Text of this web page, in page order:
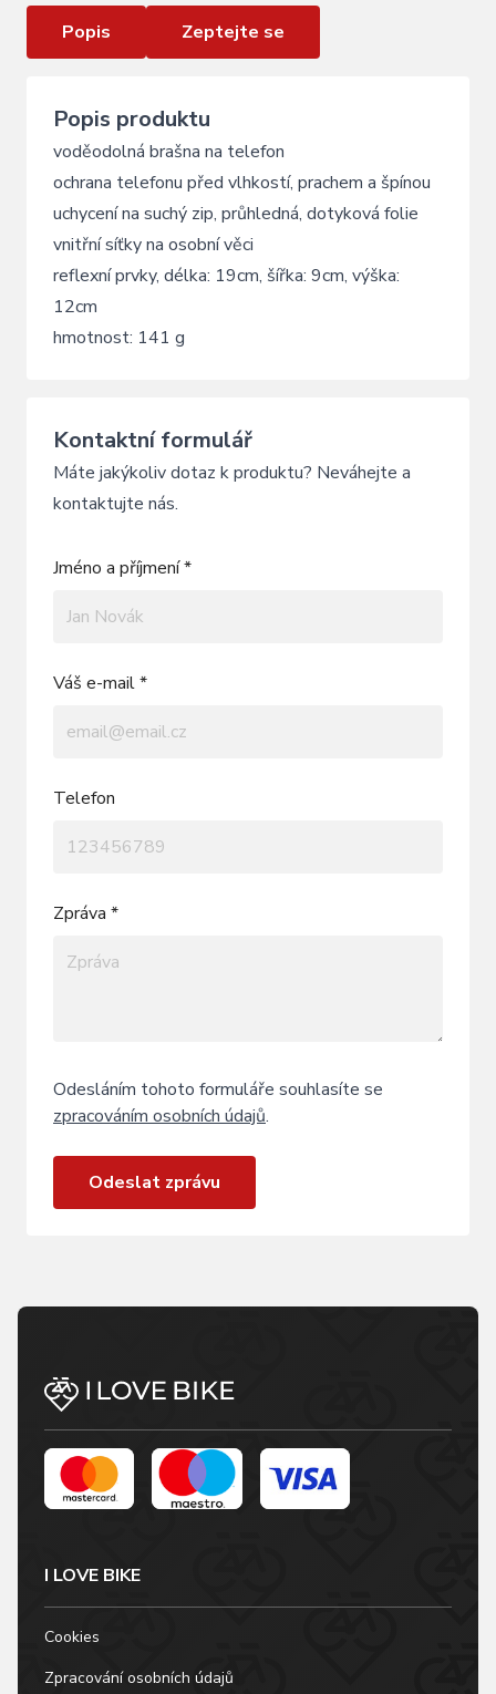
Popis Zeptejte se
Popis produktu
voděodolná brašna na telefon
ochrana telefonu před vlhkostí, prachem a špínou
uchycení na suchý zip, průhledná, dotyková folie
vnitřní síťky na osobní věci
reflexní prvky, délka: 19cm, šířka: 9cm, výška:
12cm
hmotnost: 141 g
Kontaktní formulář
Máte jakýkoliv dotaz k produktu? Neváhejte a
kontaktujte nás.
Jméno a příjmení *
Váš e-mail *
Telefon
Zpráva *
Odesláním tohoto formuláře souhlasíte se
zpracováním osobních údajů.
Odeslat zprávu
I LOVE BIKE
Cookies
Zpracování osobních údajů